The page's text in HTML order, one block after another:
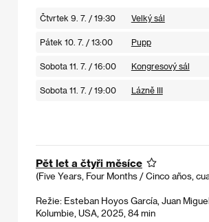
Čtvrtek 9. 7. / 19:30 Velký sál
Pátek 10. 7. / 13:00 Pupp
Sobota 11. 7. / 16:00 Kongresový sál
Sobota 11. 7. / 19:00 Lázně III
Pět let a čtyři měsíce
(Five Years, Four Months / Cinco años,
Režie: Esteban Hoyos García, Juan
Kolumbie, USA, 2025, 84 min